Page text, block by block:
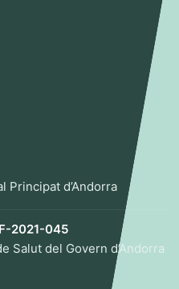
Principat d’Andorra
2021-045
Salut del Govern d’Andorra